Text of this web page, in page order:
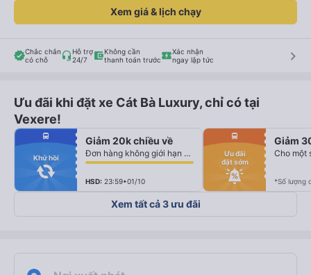
Xem giá & lịch chạy
Chắc chắn
có chỗ
Hỗ trợ
24/7
Không cần
thanh toán trước
Xác nhận
ngay lập tức
keyboard_arrow_right
Ưu đãi khi đặt xe Cát Bà Luxury, chỉ có tại
Vexere!
fiber_manual_record
fiber_manual_record
fiber_manual_record
fiber_manual_record
fiber_manual_record
fiber_manual_record
fiber_manual_record
directions_bus
Khứ hồi
Giảm 20k chiều về
Đơn hàng không giới hạn số lượng vé
HSD: 23:59•01/10
fiber_manual_record
fiber_manual_record
fiber_manual_record
fiber_manual_record
fiber_manual_record
fiber_manual_record
fiber_manual_record
directions_bus
Ưu đãi
đặt sớm
Giảm
Cho một
*Số lượng
Xem tất cả 3 ưu đãi